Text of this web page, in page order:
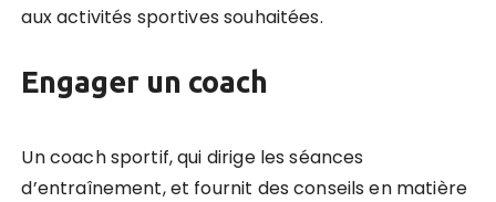
aux activités sportives souhaitées.
Engager un coach
Un coach sportif, qui dirige les séances
d’entraînement, et fournit des conseils en matière